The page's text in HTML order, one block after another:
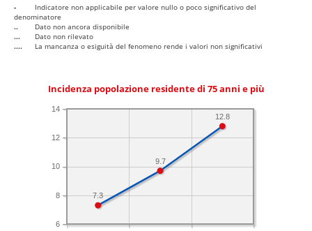
-
Indicatore non applicabile per valore nullo o poco significativo del
denominatore
..
Dato non ancora disponibile
...
Dato non rilevato
....
La mancanza o esiguità del fenomeno rende i valori non significativi
Incidenza popolazione residente di 75 anni e più
6
8
10
12
14
12.8
9.7
7.3